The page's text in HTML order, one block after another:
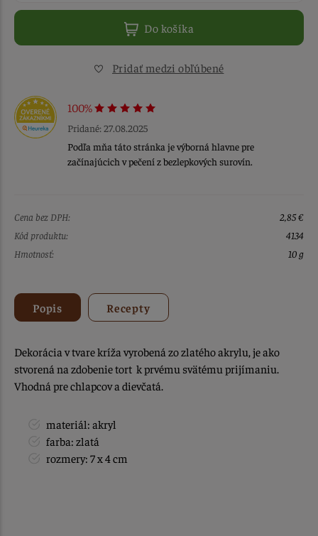
Do košíka
Pridať medzi obľúbené
100%
Pridané: 27.08.2025
Podľa mňa táto stránka je výborná hlavne pre
začínajúcich v pečení z bezlepkových surovín.
Cena bez DPH:
2,85 €
Kód produktu:
4134
Hmotnosť:
10 g
Popis Recepty
Dekorácia v tvare kríža vyrobená zo zlatého akrylu, je ako
stvorená na zdobenie tort k prvému svätému prijímaniu.
Vhodná pre chlapcov a dievčatá.
materiál: akryl
farba: zlatá
rozmery: 7 x 4 cm